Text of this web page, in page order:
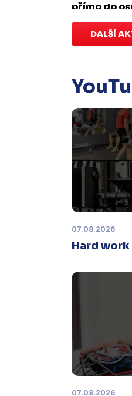
přímo do
budou mít
prostředí.
odehraje v
17:00
.
duel by se
března od
Zápas
Čtvrtek 29.
Šumperku,
pátek 30.
odloženo!
Úterý 27.
,
odehrát 31.
marodky
domluvily
Bruslaři se
pondělí 16.
DALŠÍ
07.08.2026
Hard work
07.08.2026